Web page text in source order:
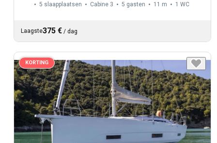
5 slaapplaatsen Cabine 3 5 gasten 11 m 1 WC
Laagste375 € / dag
KORTING